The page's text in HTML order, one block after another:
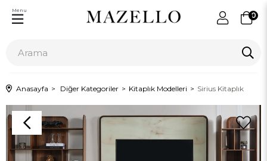
0
Menu
Anasayfa Diğer Kategoriler Kitaplık Modelleri Sirius Kitaplık